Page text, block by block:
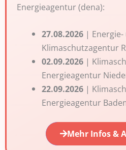
Energieagentur (dena):
27.08.2026 |
Klimaschutzagentur
02.09.2026 |
Energieagentur
22.09.2026 |
Energieagentur
Mehr Infos &